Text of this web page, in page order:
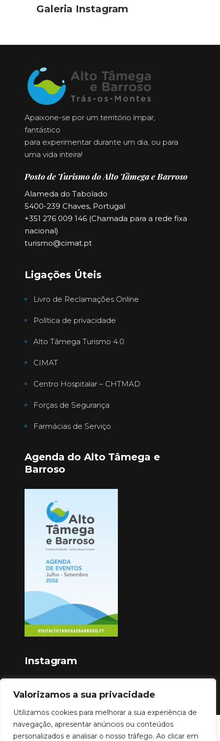
Valorizamos a sua privacidade
Utilizamos cookies para melhorar a sua experiência de
navegação, apresentar anúncios ou conteúdos
personalizados e analisar o nosso tráfego. Ao clicar em
Galeria Instagram
Apaixone-se por um território ímpar,
fantástico
para experimentar durante um dia, ou para
uma vida inteira!
Posto de Turismo do Alto Tâmega e Barroso
Alameda do Tabolado
5400-239 Chaves, Portugal
+351 276 009 146 (Chamada para a rede fixa
nacional)
turismo@cimat.pt
Ligações Úteis
Livro de Reclamações Online
Política de privacidade
Alto Tâmega Turismo 4.0
CIMAT
Centro Hospitalar – CHTMAD
Forças de Segurança
Farmácias de Serviço
Agenda do Alto Tâmega e
Barroso
Instagram
Copyright © 2023